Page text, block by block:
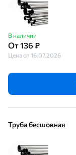
В наличии
От 136 ₽
Цена от 16.07.2026
Труба бесшовная